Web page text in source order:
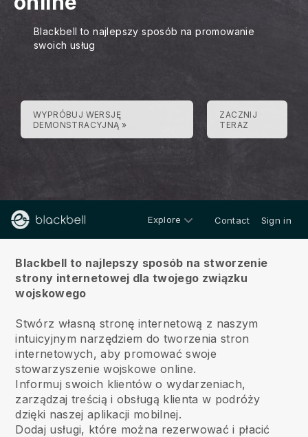
Blackbell to najlepszy sposób na promowanie
swoich usług
WYPRÓBUJ WERSJĘ
DEMONSTRACYJNĄ »
ZACZNIJ
TERAZ
Explore Contact Sign in
Blackbell to najlepszy sposób na stworzenie
strony internetowej dla twojego związku
wojskowego
Stwórz własną stronę internetową z naszym
intuicyjnym narzędziem do tworzenia stron
internetowych, aby promować swoje
stowarzyszenie wojskowe online.
Informuj swoich klientów o wydarzeniach,
zarządzaj treścią i obsługą klienta w podróży
dzięki naszej aplikacji mobilnej.
Dodaj usługi, które można rezerwować i płacić